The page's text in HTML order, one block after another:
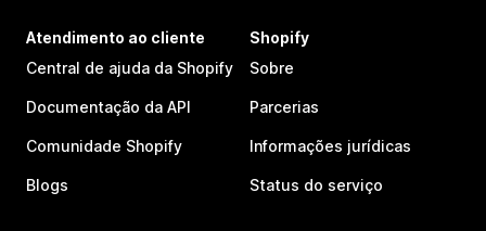
Atendimento ao cliente
Central de ajuda da Shopify
Documentação da API
Comunidade Shopify
Blogs
Shopify
Sobre
Parcerias
Informações jurídicas
Status do serviço